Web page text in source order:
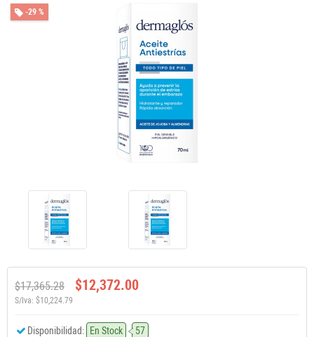
-29 %
$17,365.28 $12,372.00
S/Iva: $10,224.79
Disponibilidad: En Stock 57